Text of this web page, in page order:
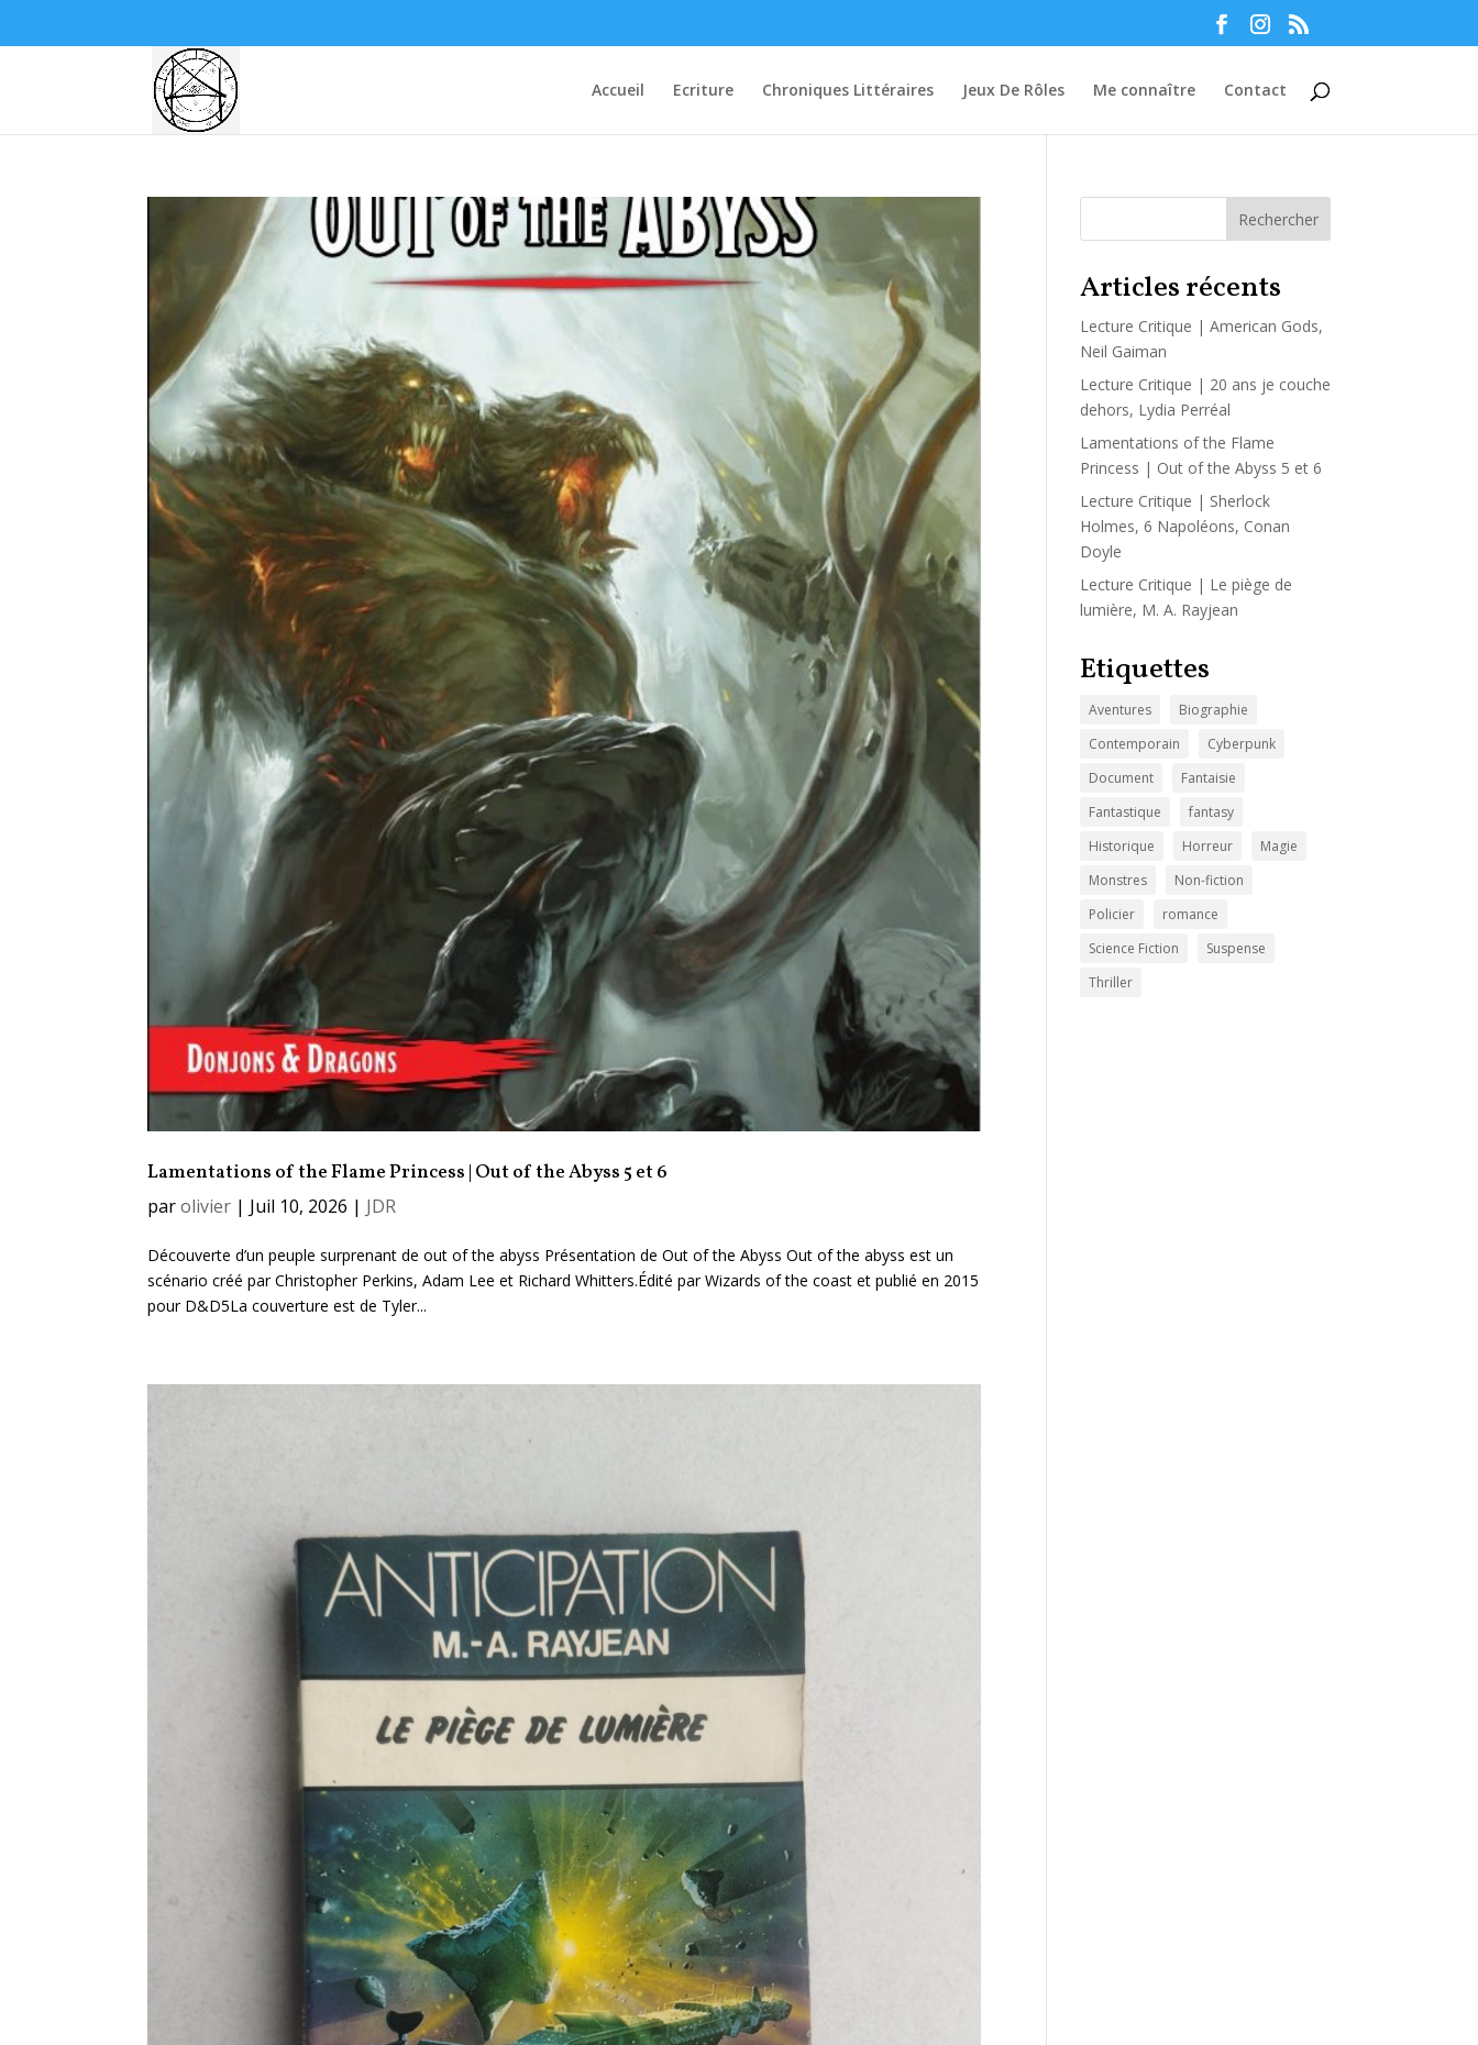
Accueil Ecriture Chroniques Littéraires Jeux De Rôles Me connaître Contact
Lamentations of the Flame Princess | Out of the Abyss 5 et 6
parolivier | Juil 10, 2026 | JDR
Découverte d’un peuple surprenant de out of the abyss Présentation de Out of the Abyss Out of the abyss est un
scénario créé par Christopher Perkins, Adam Lee et Richard Whitters.Édité par Wizards of the coast et publié en 2015
pour D&D5La couverture est de Tyler...
Rechercher
Articles récents
Lecture Critique | American Gods,
Neil Gaiman
Lecture Critique | 20 ans je couche
dehors, Lydia Perréal
Lamentations of the Flame
Princess | Out of the Abyss 5 et 6
Lecture Critique | Sherlock
Holmes, 6 Napoléons, Conan
Doyle
Lecture Critique | Le piège de
lumière, M. A. Rayjean
Etiquettes
Aventures
Biographie
Contemporain
Cyberpunk
Document
Fantaisie
Fantastique
fantasy
Historique
Horreur
Magie
Monstres
Non-fiction
Policier
romance
Science Fiction
Suspense
Thriller
Manage consent